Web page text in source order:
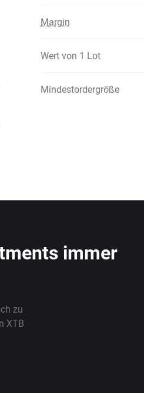
Margin
Wert von 1 Lot
Mindestordergröße
immer
zu
XTB